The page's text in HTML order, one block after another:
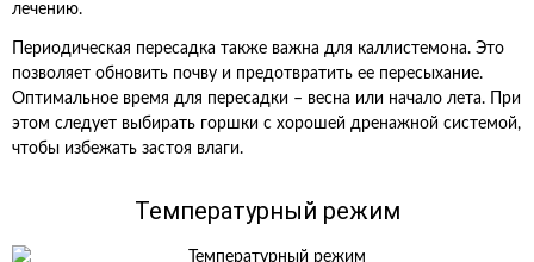
лечению.
Периодическая пересадка также важна для каллистемона. Это
позволяет обновить почву и предотвратить ее пересыхание.
Оптимальное время для пересадки – весна или начало лета. При
этом следует выбирать горшки с хорошей дренажной системой,
чтобы избежать застоя влаги.
Температурный режим